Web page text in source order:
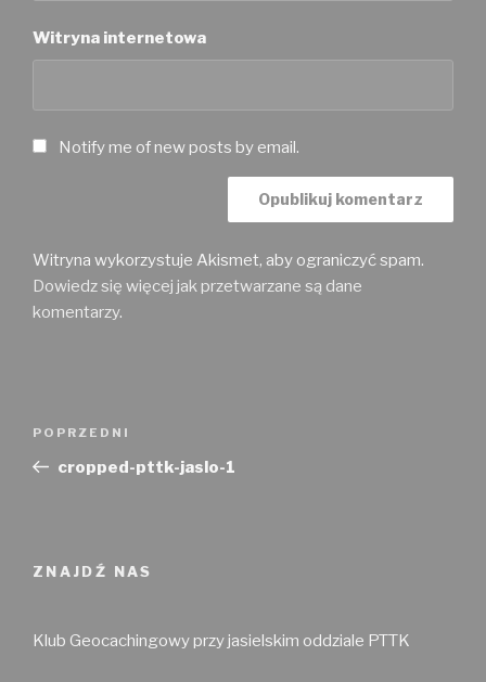
Witryna internetowa
Notify me of new posts by email.
Witryna wykorzystuje Akismet, aby ograniczyć spam.
Dowiedz się więcej jak przetwarzane są dane
komentarzy.
Poprzedni
wpis
POPRZEDNI
cropped-pttk-jaslo-1
ZNAJDŹ NAS
Klub Geocachingowy przy jasielskim oddziale PTTK